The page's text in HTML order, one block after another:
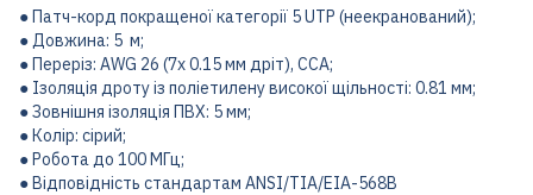
● Патч-корд покращеної категорії 5 UTP (неекранований);
● Довжина: 5 м;
● Переріз: AWG 26 (7х 0.15 мм дріт), CCA;
● Ізоляція дроту із поліетилену високої щільності: 0.81 мм;
● Зовнішня ізоляція ПВХ: 5 мм;
● Колір: сірий;
● Робота до 100 МГц;
● Відповідність стандартам ANSI/TIA/EIA-568B